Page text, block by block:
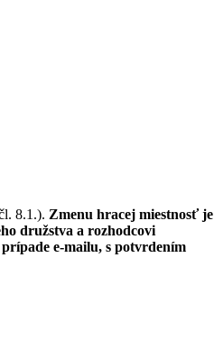
8.1.). Zmenu hracej miestnosť je
družstva a rozhodcovi
e-mailu, s potvrdením